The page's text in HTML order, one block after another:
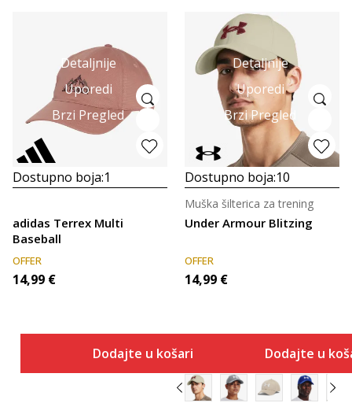
Detaljnije
Uporedi
Brzi Pregled
Dostupno boja:1
adidas Terrex Multi
Baseball
OFFER
14,99 €
Dodajte u košaricu
Detaljnije
Uporedi
Brzi Pregled
Dostupno boja:10
Under Armour Blitzing
Muška šilterica za trening
OFFER
14,99 €
Dodajte u